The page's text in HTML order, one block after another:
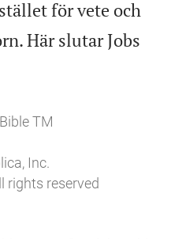
för vete och
Här slutar Jobs
TM
Inc.
rights reserved